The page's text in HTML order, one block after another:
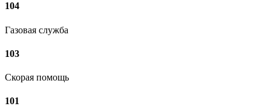
104
Газовая служба
103
Скорая помощь
101